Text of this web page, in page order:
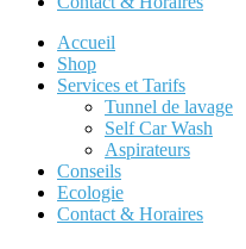
Accueil
Shop
Services et Tarifs
Tunnel de lavage
Self Car Wash
Aspirateurs
Conseils
Ecologie
Contact & Horaires